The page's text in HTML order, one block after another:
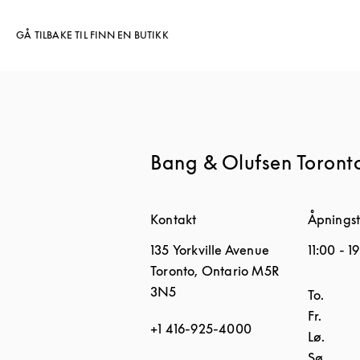
GÅ TILBAKE TIL FINN EN BUTIKK
Bang & Olufsen
Kontakt
135 Yorkville Avenue
Toronto, Ontario M5R
3N5
+1 416-925-4000
11:00 -
Ukedag
To.
Fr.
Lø.